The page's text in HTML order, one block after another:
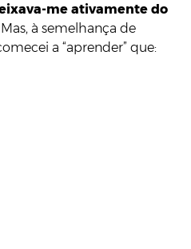
me ativamente do
Mas, à semelhança de
a “aprender” que: